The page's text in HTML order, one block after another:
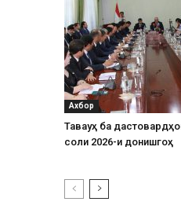
Ахбор
Таваҷҷуҳ ба
соли 2026-и донишгоҳ